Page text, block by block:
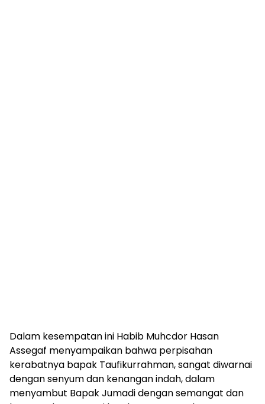
Dalam kesempatan ini Habib Muhcdor Hasan
Assegaf menyampaikan bahwa perpisahan
kerabatnya bapak Taufikurrahman, sangat diwarnai
dengan senyum dan kenangan indah, dalam
menyambut Bapak Jumadi dengan semangat dan